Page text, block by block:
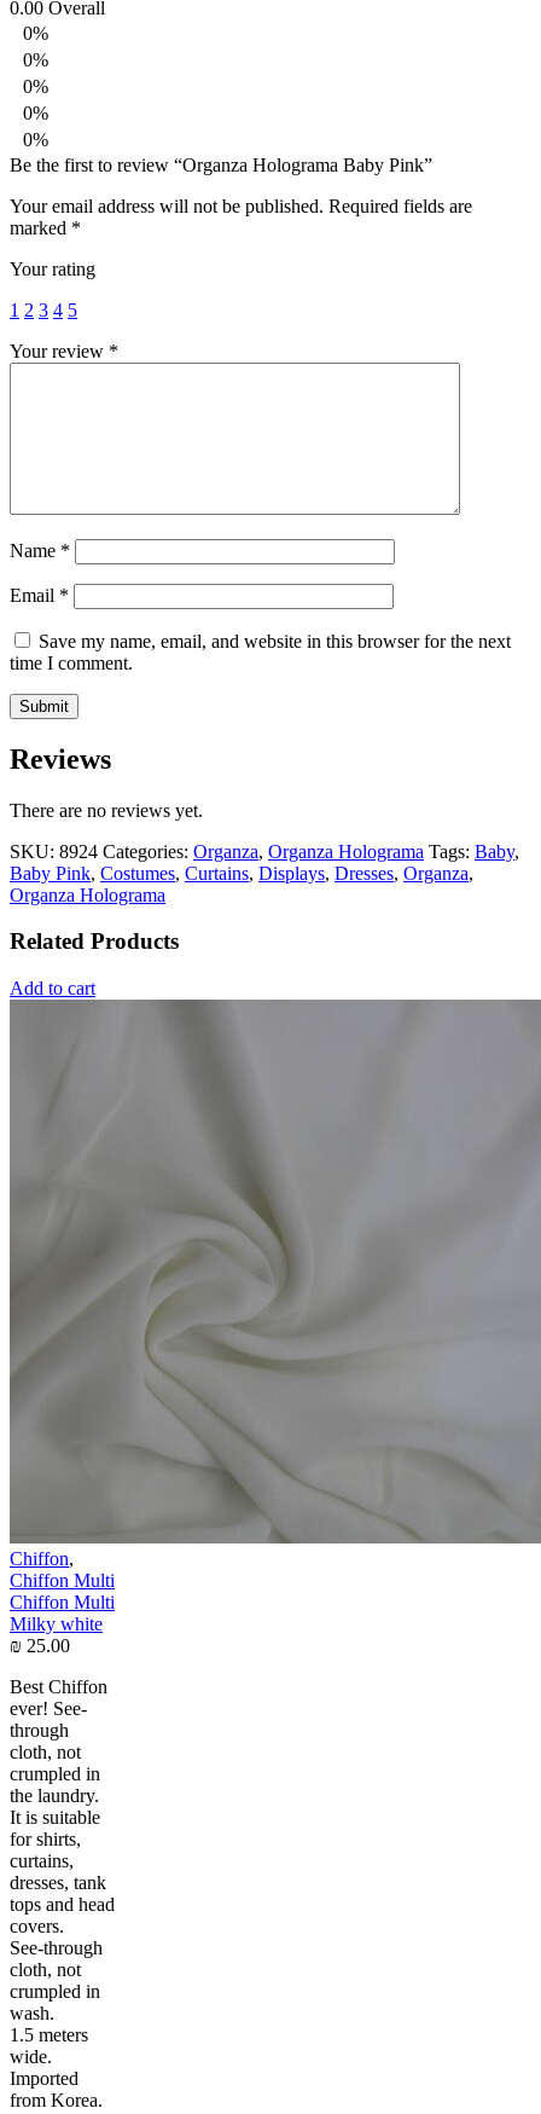
0.00 Overall
0%
0%
0%
0%
0%
Be the first to review “Organza Holograma Baby Pink”
Your email address will not be published. Required fields are
marked *
Your rating
1 2 3 4 5
Your review *
Name *
Email *
Save my name, email, and website in this browser for the next
time I comment.
Reviews
There are no reviews yet.
SKU: 8924 Categories: Organza, Organza Holograma Tags: Baby,
Baby Pink, Costumes, Curtains, Displays, Dresses, Organza,
Organza Holograma
Related Products
Add to cart
Chiffon,
Chiffon Multi
Chiffon Multi
Milky white
₪ 25.00
Best Chiffon
ever! See-
through
cloth, not
crumpled in
the laundry.
It is suitable
for shirts,
curtains,
dresses, tank
tops and head
covers.
See-through
cloth, not
crumpled in
wash.
1.5 meters
wide.
Imported
from Korea.